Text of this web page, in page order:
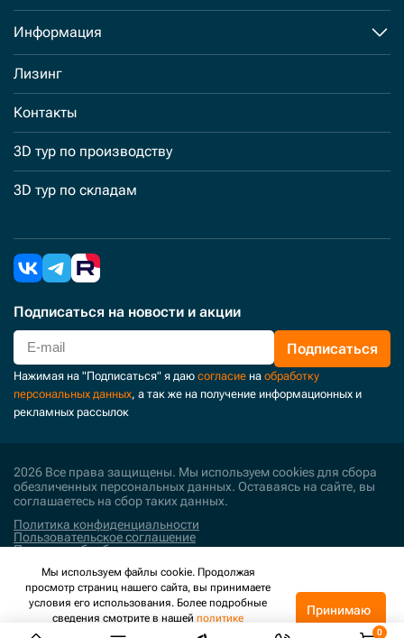
Информация
Лизинг
Контакты
3D тур по производству
3D тур по складам
Подписаться на новости и акции
Подписаться
Нажимая на "Подписаться" я даю согласие на обработку
персональных данных, а так же на получение информационных и
рекламных рассылок
2026 Все права защищены. Мы используем cookies для сбора
обезличенных персональных данных. Оставаясь на сайте, вы
соглашаетесь на сбор таких данных.
Политика конфиденциальности
Пользовательское соглашение
Политика обработки персональных данных
Поддержка и развитие
Мы используем файлы cookie. Продолжая
просмотр страниц нашего сайта, вы принимаете
условия его использования. Более подробные
сведения смотрите в нашей политике
конфиденциальности.
Принимаю